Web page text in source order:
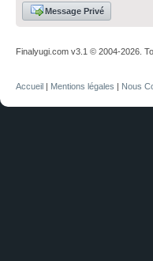
Message Privé
Finalyugi.com v3.1 © 2004-2026.
Accueil | Mentions légales | Nous